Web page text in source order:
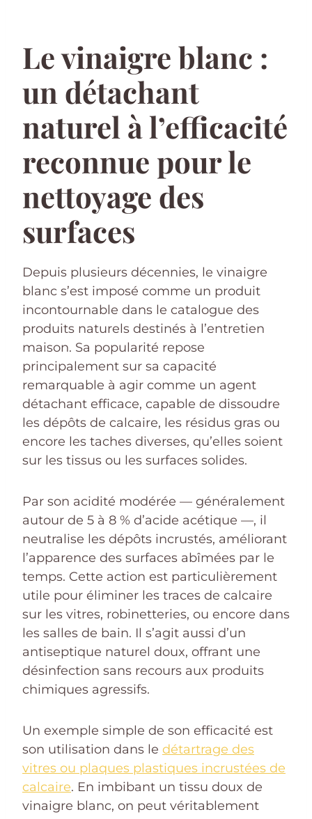
Le vinaigre blanc :
un détachant
naturel à l’efficacité
reconnue pour le
nettoyage des
surfaces
Depuis plusieurs décennies, le vinaigre
blanc s’est imposé comme un produit
incontournable dans le catalogue des
produits naturels destinés à l’entretien
maison. Sa popularité repose
principalement sur sa capacité
remarquable à agir comme un agent
détachant efficace, capable de dissoudre
les dépôts de calcaire, les résidus gras ou
encore les taches diverses, qu’elles soient
sur les tissus ou les surfaces solides.
Par son acidité modérée — généralement
autour de 5 à 8 % d’acide acétique —, il
neutralise les dépôts incrustés, améliorant
l’apparence des surfaces abîmées par le
temps. Cette action est particulièrement
utile pour éliminer les traces de calcaire
sur les vitres, robinetteries, ou encore dans
les salles de bain. Il s’agit aussi d’un
antiseptique naturel doux, offrant une
désinfection sans recours aux produits
chimiques agressifs.
Un exemple simple de son efficacité est
son utilisation dans le détartrage des
vitres ou plaques plastiques incrustées de
calcaire. En imbibant un tissu doux de
vinaigre blanc, on peut véritablement